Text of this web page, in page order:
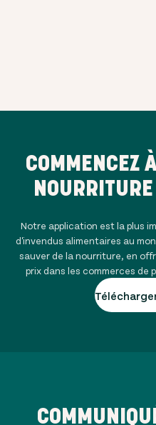
COMMENCEZ
Notre application est la plus
d'invendus alimentaires au
sauver de la nourriture, en
prix dans les commerces